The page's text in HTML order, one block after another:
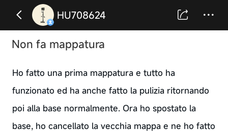
HU708624
Non fa mappatura
Ho fatto una prima mappatura e tutto ha
funzionato ed ha anche fatto la pulizia ritornando
poi alla base normalmente. Ora ho spostato la
base, ho cancellato la vecchia mappa e ne ho fatto